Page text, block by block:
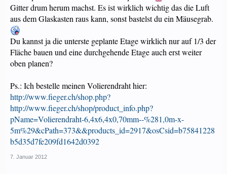
Gitter drum herum machst. Es ist wirklich wichtig das die Luft
aus dem Glaskasten raus kann, sonst bastelst du ein Mäusegrab.
Du kannst ja die unterste geplante Etage wirklich nur auf 1/3 der
Fläche bauen und eine durchgehende Etage auch erst weiter
oben planen?
Ps.: Ich bestelle meinen Volierendraht hier:
http://www.fieger.ch/shop.php?
http://www.fieger.ch/shop/product_info.php?
pName=Volierendraht-6,4x6,4x0,70mm--%281,0m-x-
5m%29&cPath=373&&products_id=2917&osCsid=b75841228
b5d35d7fe209fd1642d0392
7. Januar 2012